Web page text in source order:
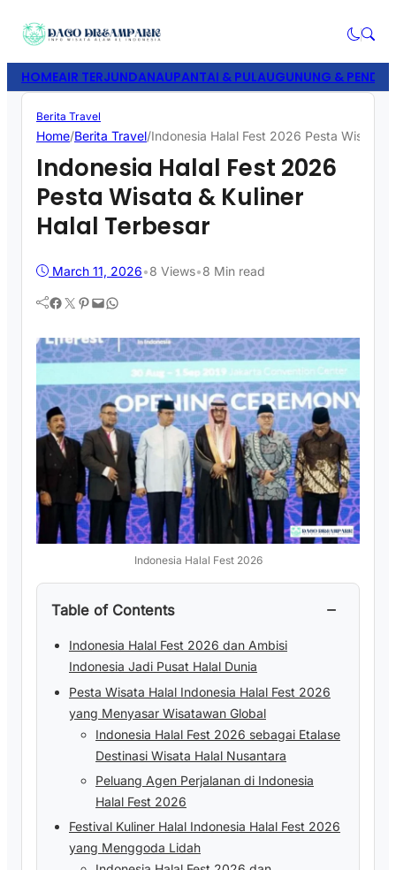
HOMEAIR TERJUNDANAUPANTAI & PULAUGUNUNG &
Berita Travel
Home/Berita Travel/Indonesia Halal Fest 2026 Pesta Wisata
Indonesia Halal Fest 2026
Pesta Wisata & Kuliner
Halal Terbesar
March 11, 2026•8 Views•8 Min read
Facebook Twitter Pinterest Mail WhatsApp
Indonesia Halal Fest 2026
Table of Contents −
Indonesia Halal Fest 2026 dan Ambisi
Indonesia Jadi Pusat Halal Dunia
Pesta Wisata Halal Indonesia Halal Fest 2026
yang Menyasar Wisatawan Global
Indonesia Halal Fest 2026 sebagai Etalase
Destinasi Wisata Halal Nusantara
Peluang Agen Perjalanan di Indonesia
Halal Fest 2026
Festival Kuliner Halal Indonesia Halal Fest 2026
yang Menggoda Lidah